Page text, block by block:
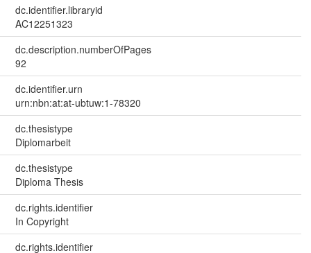
dc.identifier.libraryid
AC12251323
dc.description.numberOfPages
92
dc.identifier.urn
urn:nbn:at:at-ubtuw:1-78320
dc.thesistype
Diplomarbeit
dc.thesistype
Diploma Thesis
dc.rights.identifier
In Copyright
dc.rights.identifier